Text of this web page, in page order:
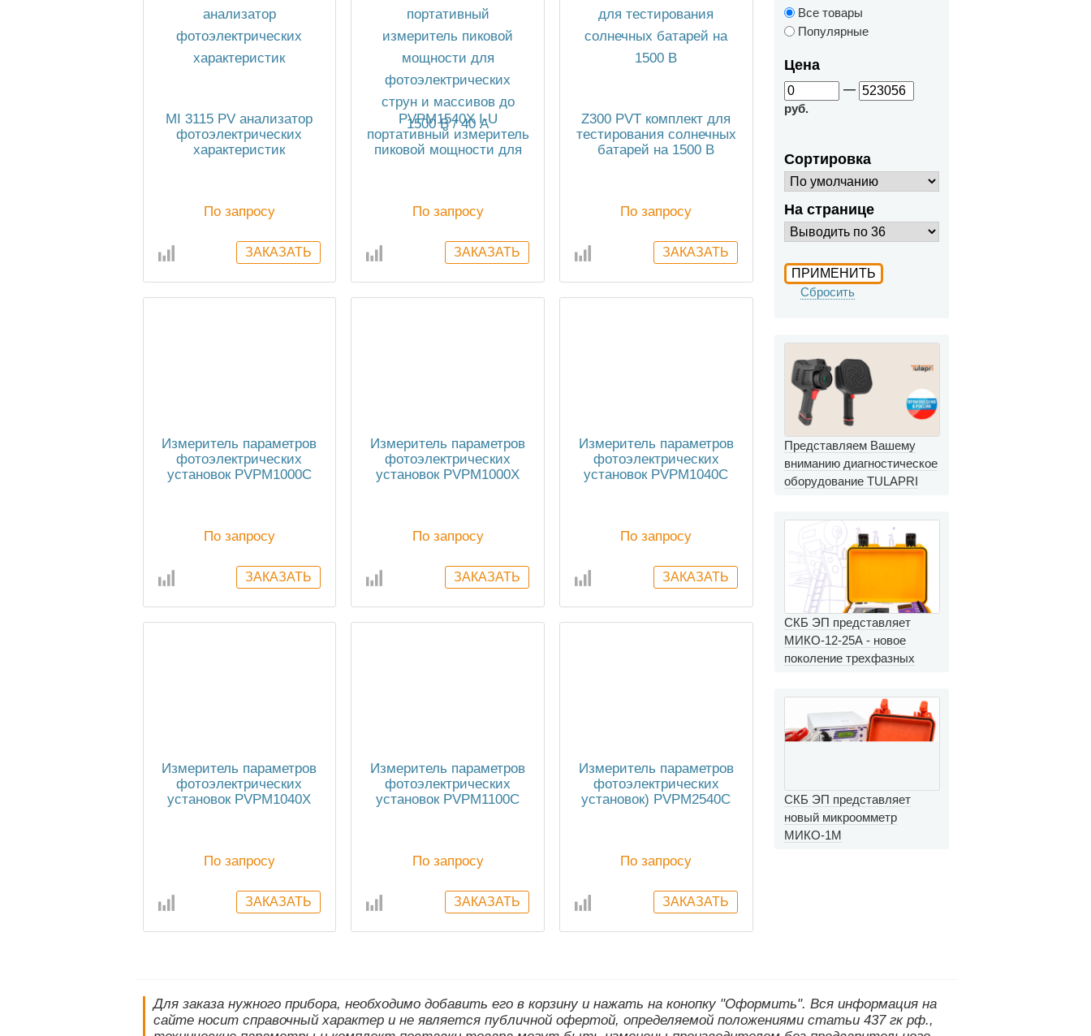
MI 3115 PV анализатор
фотоэлектрических
характеристик
По запросу
PVPM1540X I-U
портативный измеритель
пиковой мощности для
По запросу
Z300 PVT комплект для
тестирования солнечных
батарей на 1500 В
По запросу
Измеритель параметров
фотоэлектрических
установок PVPM1000C
По запросу
Измеритель параметров
фотоэлектрических
установок PVPM1000X
По запросу
Измеритель параметров
фотоэлектрических
установок PVPM1040C
По запросу
Измеритель параметров
фотоэлектрических
установок PVPM1040X
По запросу
Измеритель параметров
фотоэлектрических
установок PVPM1100C
По запросу
Измеритель параметров
фотоэлектрических
установок) PVPM2540C
По запросу
Все товары
Популярные
Цена
—
руб.
Сортировка
На странице
Сбросить
Представляем Вашему
вниманию диагностическое
оборудование TULAPRI
СКБ ЭП представляет
МИКО-12-25А - новое
поколение трехфазных
СКБ ЭП представляет
новый микроомметр
МИКО-1М
Для заказа нужного прибора, необходимо добавить его в корзину и нажать на конопку "Оформить". Вся информация на
сайте носит справочный характер и не является публичной офертой, определяемой положениями статьи 437 гк рф.,